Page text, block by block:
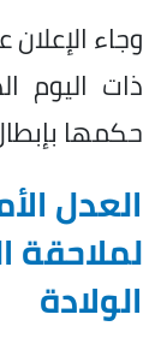
وجاء
ذات اليوم
حكمها
العدل
الولادة